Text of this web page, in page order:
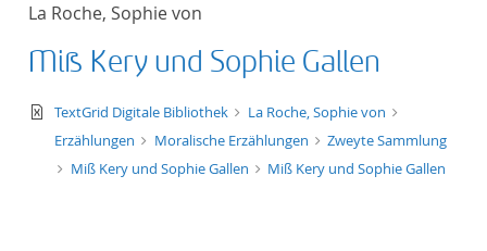
La Roche, Sophie von
Miß Kery und Sophie Gallen
text/xml
TextGrid Digitale Bibliothek
La Roche, Sophie von
Erzählungen
Moralische Erzählungen
Zweyte Sammlung
Miß Kery und Sophie Gallen
Miß Kery und Sophie Gallen